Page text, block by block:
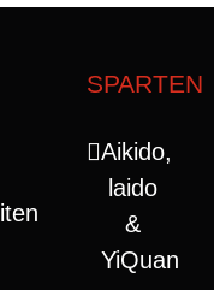
SPARTEN
Aikido,
laido
&
YiQuan